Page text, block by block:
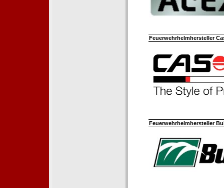
Feuerwehrhelmhersteller
Feuerwehrhelmhersteller